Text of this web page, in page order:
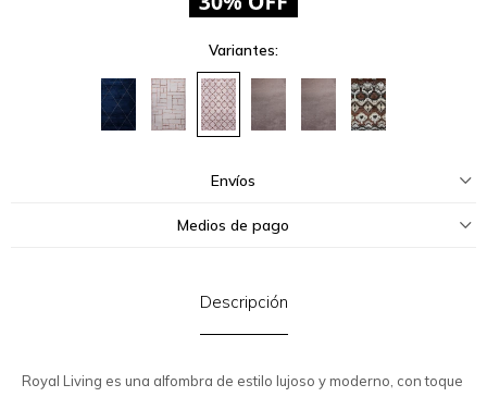
Variantes:
Envíos
Medios de pago
Descripción
Royal Living es una alfombra de estilo lujoso y moderno, con toque